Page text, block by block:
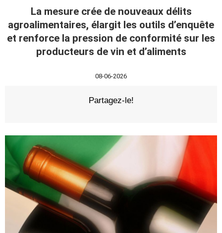
La mesure crée de nouveaux délits
agroalimentaires, élargit les outils d’enquête
et renforce la pression de conformité sur les
producteurs de vin et d’aliments
08-06-2026
Partagez-le!